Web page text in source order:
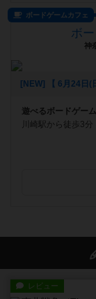
ボードゲームカフェ
ボ
神
遊べるボードゲーム
川崎駅から徒歩3
レビュー